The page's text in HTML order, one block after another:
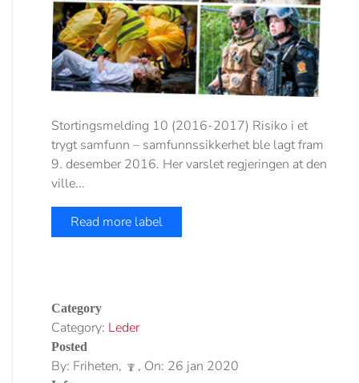
Stortingsmelding 10 (2016-2017) Risiko i et
trygt samfunn – samfunnssikkerhet ble lagt fram
9. desember 2016. Her varslet regjeringen at den
ville...
Read more label
Category
Category: Leder
Posted
By: Friheten, , On: 26 jan 2020